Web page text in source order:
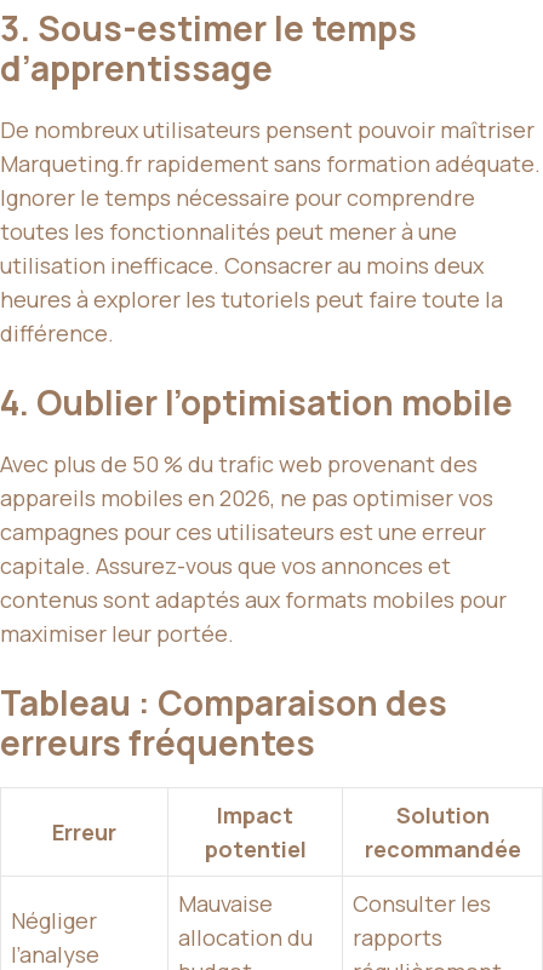
3. Sous-estimer le temps
d’apprentissage
De nombreux utilisateurs pensent pouvoir maîtriser
Marqueting.fr rapidement sans formation adéquate.
Ignorer le temps nécessaire pour comprendre
toutes les fonctionnalités peut mener à une
utilisation inefficace. Consacrer au moins deux
heures à explorer les tutoriels peut faire toute la
différence.
4. Oublier l’optimisation mobile
Avec plus de 50 % du trafic web provenant des
appareils mobiles en 2026, ne pas optimiser vos
campagnes pour ces utilisateurs est une erreur
capitale. Assurez-vous que vos annonces et
contenus sont adaptés aux formats mobiles pour
maximiser leur portée.
Tableau : Comparaison des
erreurs fréquentes
Erreur
Impact
potentiel
Solution
recommandée
Négliger
l’analyse
Mauvaise
allocation du
Consulter les
rapports